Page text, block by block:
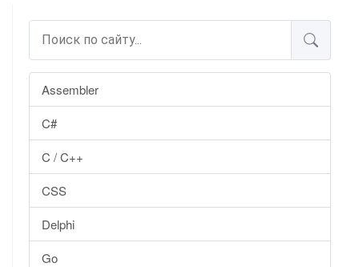
Assembler
C#
C / C++
CSS
Delphi
Go